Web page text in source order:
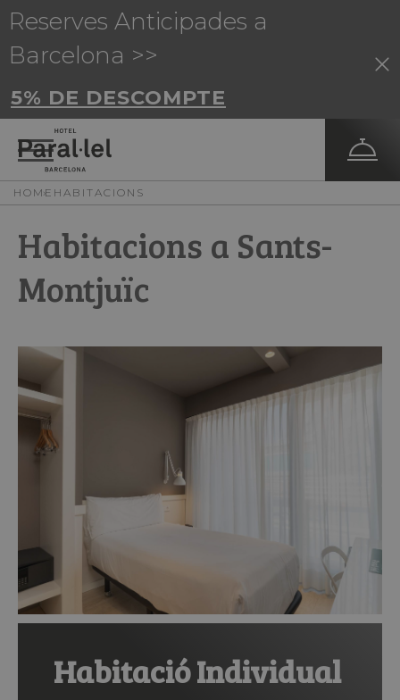
Reserves Anticipades a
Barcelona >>
5% DE DESCOMPTE
HOME HABITACIONS
Habitacions a Sants-
Montjuïc
Habitació Individual